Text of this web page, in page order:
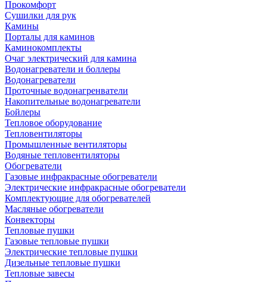
Прокомфорт
Сушилки для рук
Камины
Порталы для каминов
Каминокомплекты
Очаг электрический для камина
Водонагреватели и боллеры
Водонагреватели
Проточные водонагренватели
Накопительные водонагреватели
Бойлеры
Тепловое оборудование
Тепловентиляторы
Промышленные вентиляторы
Водяные тепловентиляторы
Обогреватели
Газовые инфракрасные обогреватели
Электрические инфракрасные обогреватели
Комплектующие для обогревателей
Масляные обогреватели
Конвекторы
Тепловые пушки
Газовые тепловые пушки
Электрические тепловые пушки
Дизельные тепловые пушки
Тепловые завесы